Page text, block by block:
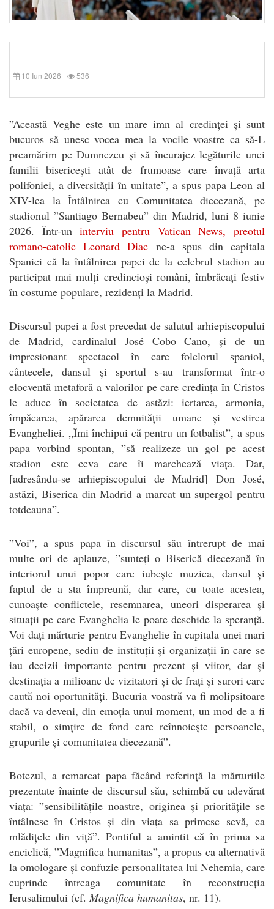
10 Iun 2026 536
”Această Veghe este un mare imn al credinței și sunt
bucuros să unesc vocea mea la vocile voastre ca să-L
preamărim pe Dumnezeu și să încurajez legăturile unei
familii bisericești atât de frumoase care învață arta
polifoniei, a diversității în unitate”, a spus papa Leon al
XIV-lea la Întâlnirea cu Comunitatea diecezană, pe
stadionul ”Santiago Bernabeu” din Madrid, luni 8 iunie
2026. Într-uninterviu pentru Vatican News, preotul
romano-catolic Leonard Diac ne-a spus din capitala
Spaniei că la întâlnirea papei de la celebrul stadion au
participat mai mulți credincioși români, îmbrăcați festiv
în costume populare, rezidenți la Madrid.
Discursul papei a fost precedat de salutul arhiepiscopului
de Madrid, cardinalul José Cobo Cano, și de un
impresionant spectacol în care folclorul spaniol,
cântecele, dansul și sportul s-au transformat într-o
elocventă metaforă a valorilor pe care credința în Cristos
le aduce în societatea de astăzi: iertarea, armonia,
împăcarea, apărarea demnității umane și vestirea
Evangheliei. „Îmi închipui că pentru un fotbalist”, a spus
papa vorbind spontan, ”să realizeze un gol pe acest
stadion este ceva care îi marchează viața. Dar,
[adresându-se arhiepiscopului de Madrid] Don José,
astăzi, Biserica din Madrid a marcat un supergol pentru
totdeauna”.
”Voi”, a spus papa în discursul său întrerupt de mai
multe ori de aplauze, ”sunteți o Biserică diecezană în
interiorul unui popor care iubește muzica, dansul și
faptul de a sta împreună, dar care, cu toate acestea,
cunoaște conflictele, resemnarea, uneori disperarea și
situații pe care Evanghelia le poate deschide la speranță.
Voi dați mărturie pentru Evanghelie în capitala unei mari
țări europene, sediu de instituții și organizații în care se
iau decizii importante pentru prezent și viitor, dar și
destinația a milioane de vizitatori și de frați și surori care
caută noi oportunități. Bucuria voastră va fi molipsitoare
dacă va deveni, din emoția unui moment, un mod de a fi
stabil, o simțire de fond care reînnoiește persoanele,
grupurile și comunitatea diecezană”.
Botezul, a remarcat papa făcând referință la mărturiile
prezentate înainte de discursul său, schimbă cu adevărat
viața: ”sensibilitățile noastre, originea și prioritățile se
întâlnesc în Cristos și din viața sa primesc sevă, ca
mlădițele din viță”. Pontiful a amintit că în prima sa
enciclică, ”Magnifica humanitas”, a propus ca alternativă
la omologare și confuzie personalitatea lui Nehemia, care
cuprinde întreaga comunitate în reconstrucția
Ierusalimului (cf. Magnifica humanitas, nr. 11).